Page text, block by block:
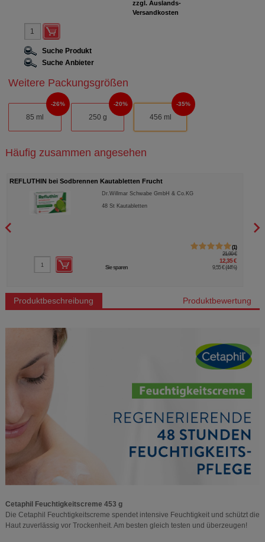
zzgl. Auslands-
Versandkosten
Suche Produkt
Suche Anbieter
Weitere Packungsgrößen
85 ml
26%
250 g
20%
456 ml
35%
Häufig zusammen angesehen
REFLUTHIN bei Sodbrennen Kautabletten Frucht
Dr.Willmar Schwabe GmbH & Co.KG
48St Kautabletten
1
21,90 €
12,35 €
Sie sparen 9,55 € (44%)
Produktbeschreibung Produktbewertung
Cetaphil Feuchtigkeitscreme 453 g
Die Cetaphil Feuchtigkeitscreme spendet intensive Feuchtigkeit und schützt die
Haut zuverlässig vor Trockenheit. Am besten gleich testen und überzeugen!